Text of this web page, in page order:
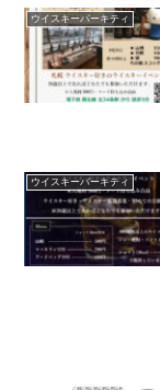
ウイスキーバーキティ
ウイスキーバーキティ